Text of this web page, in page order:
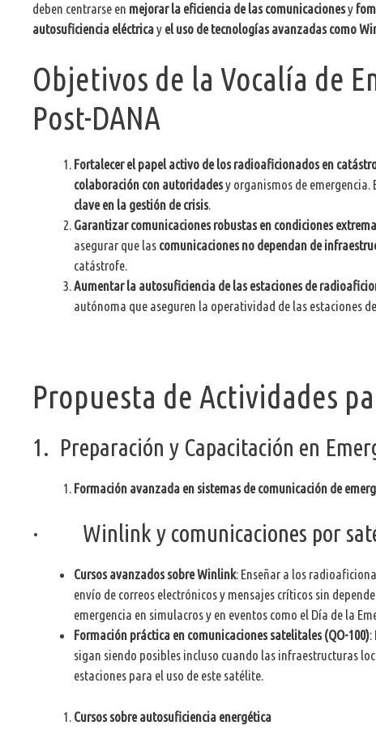
deben centrarse en mejorar la eficiencia de las comunicacionesy
autosuficiencia eléctricay el uso de tecnologías avanzadas como
Objetivos de la Vocalía de
Post-DANA
Fortalecer el papel activo de los radioaficionados en
colaboración con autoridadesy organismos de
clave en la gestión de crisis.
Garantizar comunicaciones robustas en condiciones
asegurar que las comunicaciones no dependan de
catástrofe.
Aumentar la autosuficiencia de las estaciones de
autónoma que aseguren la operatividad de las estaciones
Propuesta de Actividades
1. Preparación y Capacitación en
Formación avanzada en sistemas de comunicación de
· Winlink y comunicaciones por
Cursos avanzados sobre Winlink: Enseñar a los
envío de correos electrónicos y mensajes críticos sin
emergencia en simulacros y en eventos como el Día de la
Formación práctica en comunicaciones satelitales (QO-100):
sigan siendo posibles incluso cuando las infraestructuras
estaciones para el uso de este satélite.
Cursos sobre autosuficiencia energética